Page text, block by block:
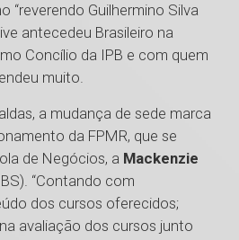
“reverendo Guilhermino Silva
antecedeu Brasileiro na
Concílio da IPB e com quem
muito.
a mudança de sede marca
da FPMR, que se
de Negócios, a Mackenzie
“Contando com
dos cursos oferecidos;
avaliação dos cursos junto